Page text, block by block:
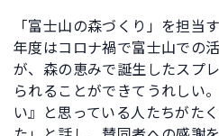
「富士山の森づくり」を担当
年度はコロナ禍で富士山での
が、森の恵みで誕生したスプ
られることができてうれしい
い』と思っている人たちがた